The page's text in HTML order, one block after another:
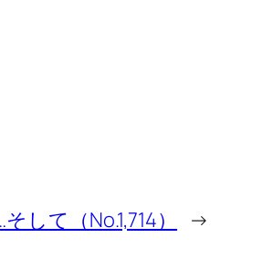
して（No.1,714） →